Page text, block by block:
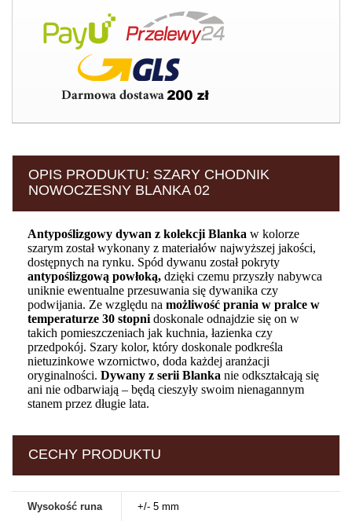
OPIS PRODUKTU: SZARY CHODNIK
NOWOCZESNY BLANKA 02
Antypoślizgowy dywan z kolekcji Blanka w kolorze
szarym został wykonany z materiałów najwyższej jakości,
dostępnych na rynku. Spód dywanu został pokryty
antypoślizgową powłoką, dzięki czemu przyszły nabywca
uniknie ewentualne przesuwania się dywanika czy
podwijania. Ze względu na możliwość prania w pralce w
temperaturze 30 stopni doskonale odnajdzie się on w
takich pomieszczeniach jak kuchnia, łazienka czy
przedpokój. Szary kolor, który doskonale podkreśla
nietuzinkowe wzornictwo, doda każdej aranżacji
oryginalności. Dywany z serii Blanka nie odkształcają się
ani nie odbarwiają – będą cieszyły swoim nienagannym
stanem przez długie lata.
CECHY PRODUKTU
Wysokość runa +/- 5 mm